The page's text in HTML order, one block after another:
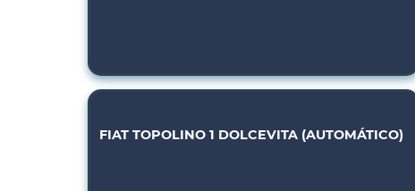
FIAT TOPOLINO 1 DOLCEVITA (AUTOMÁTICO)